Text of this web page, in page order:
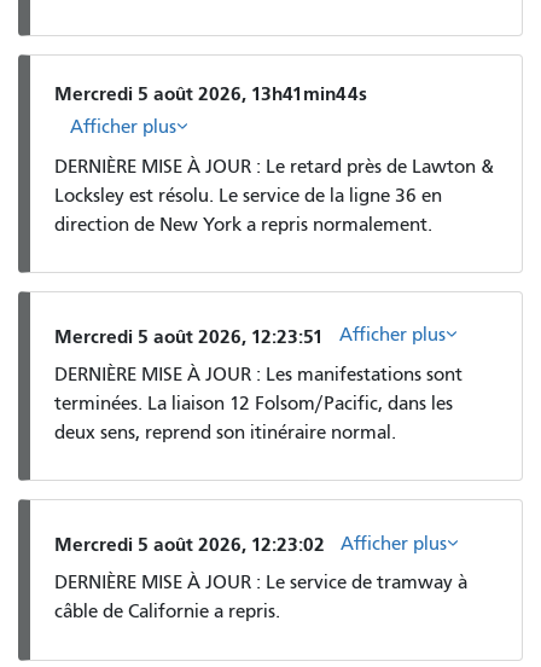
Mercredi 5 août 2026, 13h41min44s
Afficher plus
DERNIÈRE MISE À JOUR : Le retard près de Lawton &
Locksley est résolu. Le service de la ligne 36 en
direction de New York a repris normalement.
Mercredi 5 août 2026, 12:23:51
Afficher plus
DERNIÈRE MISE À JOUR : Les manifestations sont
terminées. La liaison 12 Folsom/Pacific, dans les
deux sens, reprend son itinéraire normal.
Mercredi 5 août 2026, 12:23:02
Afficher plus
DERNIÈRE MISE À JOUR : Le service de tramway à
câble de Californie a repris.